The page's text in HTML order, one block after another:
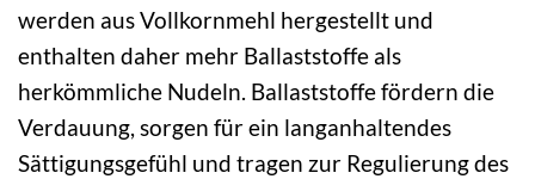
werden aus Vollkornmehl hergestellt und
enthalten daher mehr Ballaststoffe als
herkömmliche Nudeln. Ballaststoffe fördern die
Verdauung, sorgen für ein langanhaltendes
Sättigungsgefühl und tragen zur Regulierung des